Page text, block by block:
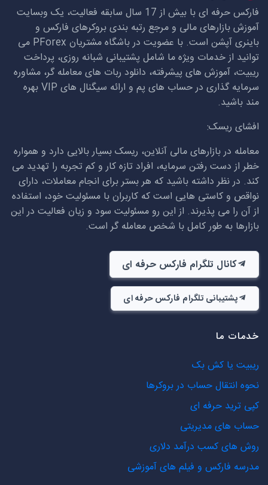
فارکس حرفه ای با بیش از 17 سال سابقه فعالیت، یک وبسایت
آموزش بازارهای مالی و مرجع رتبه بندی بروکرهای فارکس و
باینری آپشن است. با عضویت در باشگاه مشتریان PForex می
توانید از خدمات ویژه ما شامل پشتیبانی شبانه روزی، پرداخت
ریبیت، آموزش های پیشرفته، دانلود ربات های معامله گر، مشاوره
سرمایه گذاری در حساب های پم و ارائه سیگنال های VIPبهره
مند باشید.
افشای ریسک:
معامله در بازارهای مالی آنلاین، ریسک بسیار بالایی دارد و همواره
خطر از دست رفتن سرمایه، افراد تازه کار و کم تجربه را تهدید می
کند. در نظر داشته باشید که هر بستر برای انجام معاملات، دارای
نواقص و کاستی هایی است که کاربران با مسئولیت خود، استفاده
از آن را می پذیرند. از این رو مسئولیت سود و زیان فعالیت در این
بازارها به طور کامل با شخص معامله گر است.
کانال تلگرام فارکس حرفه ای
پشتیبانی تلگرام فارکس حرفه ای
خدمات ما
ریبیت یا کش بک
نحوه انتقال حساب در بروکرها
کپی ترید حرفه ای
حساب های مدیریتی
روش های کسب درآمد دلاری
مدرسه فارکس و فیلم های آموزشی